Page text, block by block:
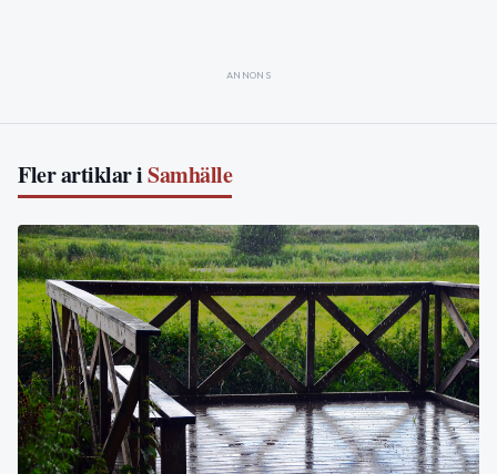
ANNONS
Fler artiklar iSamhälle